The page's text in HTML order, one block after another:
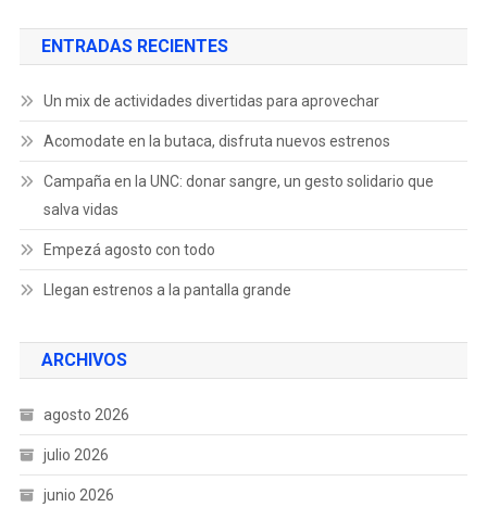
ENTRADAS RECIENTES
Un mix de actividades divertidas para aprovechar
Acomodate en la butaca, disfruta nuevos estrenos
Campaña en la UNC: donar sangre, un gesto solidario que
salva vidas
Empezá agosto con todo
Llegan estrenos a la pantalla grande
ARCHIVOS
agosto 2026
julio 2026
junio 2026